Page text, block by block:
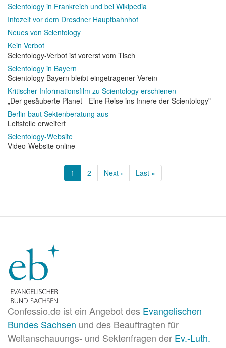
Scientology in Frankreich und bei Wikipedia
Infozelt vor dem Dresdner Hauptbahnhof
Neues von Scientology
Kein Verbot
Scientology-Verbot ist vorerst vom Tisch
Scientology in Bayern
Scientology Bayern bleibt eingetragener Verein
Kritischer Informationsfilm zu Scientology erschienen
„Der gesäuberte Planet - Eine Reise ins Innere der Scientology"
Berlin baut Sektenberatung aus
Leitstelle erweitert
Scientology-Website
Video-Website online
Seitennummerierung
Aktuelle
Seite
1 Page
2
Nächste
Seite
Next ›
Letzte
Seite
Last »
Confessio.de ist ein Angebot des Evangelischen
Bundes Sachsen und des Beauftragten für
Weltanschauungs- und Sektenfragen der Ev.-Luth.